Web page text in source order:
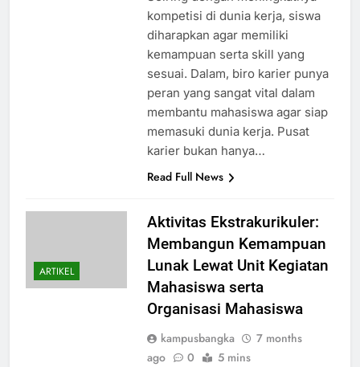
kompetisi di dunia kerja, siswa
diharapkan agar memiliki
kemampuan serta skill yang
sesuai. Dalam, biro karier punya
peran yang sangat vital dalam
membantu mahasiswa agar siap
memasuki dunia kerja. Pusat
karier bukan hanya…
Read Full News
ARTIKEL
Aktivitas Ekstrakurikuler:
Membangun Kemampuan
Lunak Lewat Unit Kegiatan
Mahasiswa serta
Organisasi Mahasiswa
kampusbangka
7 months
ago
0 5 mins